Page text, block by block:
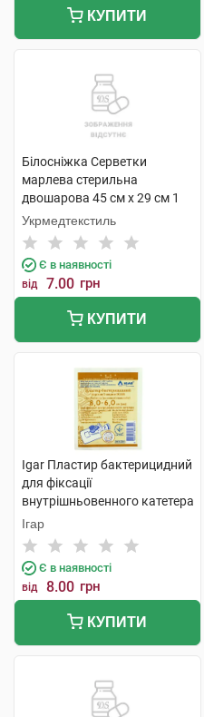
КУПИТИ
Білосніжка Серветки
марлева стерильна
двошарова 45 см х 29 см 1
шт
Укрмедтекстиль
Є в наявності
від 7.00 грн
КУПИТИ
Igar Пластир бактерицидний
для фіксації
внутрішньовенного катетера
стерильний 6 см х 8 см 1 шт
Ігар
Є в наявності
від 8.00 грн
КУПИТИ